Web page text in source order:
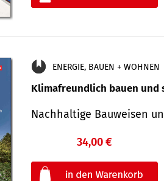
ENERGIE, BAUEN + WOHNEN
Klimafreundlich bauen und
Nachhaltige Bauweisen
34,00 €